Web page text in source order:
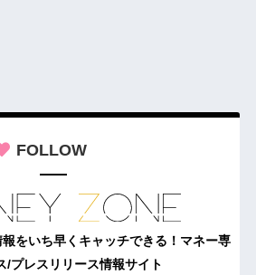
FOLLOW
をいち早くキャッチできる！マネー専
/プレスリリース情報サイト